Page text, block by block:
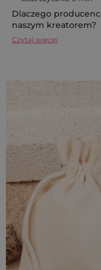
Dlaczego
naszym kreatorem?
Czytaj więcej